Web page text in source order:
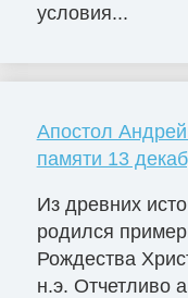
условия...
Апостол
памяти 13
Из древних
родился
Рождества
н.э. Отчетливо